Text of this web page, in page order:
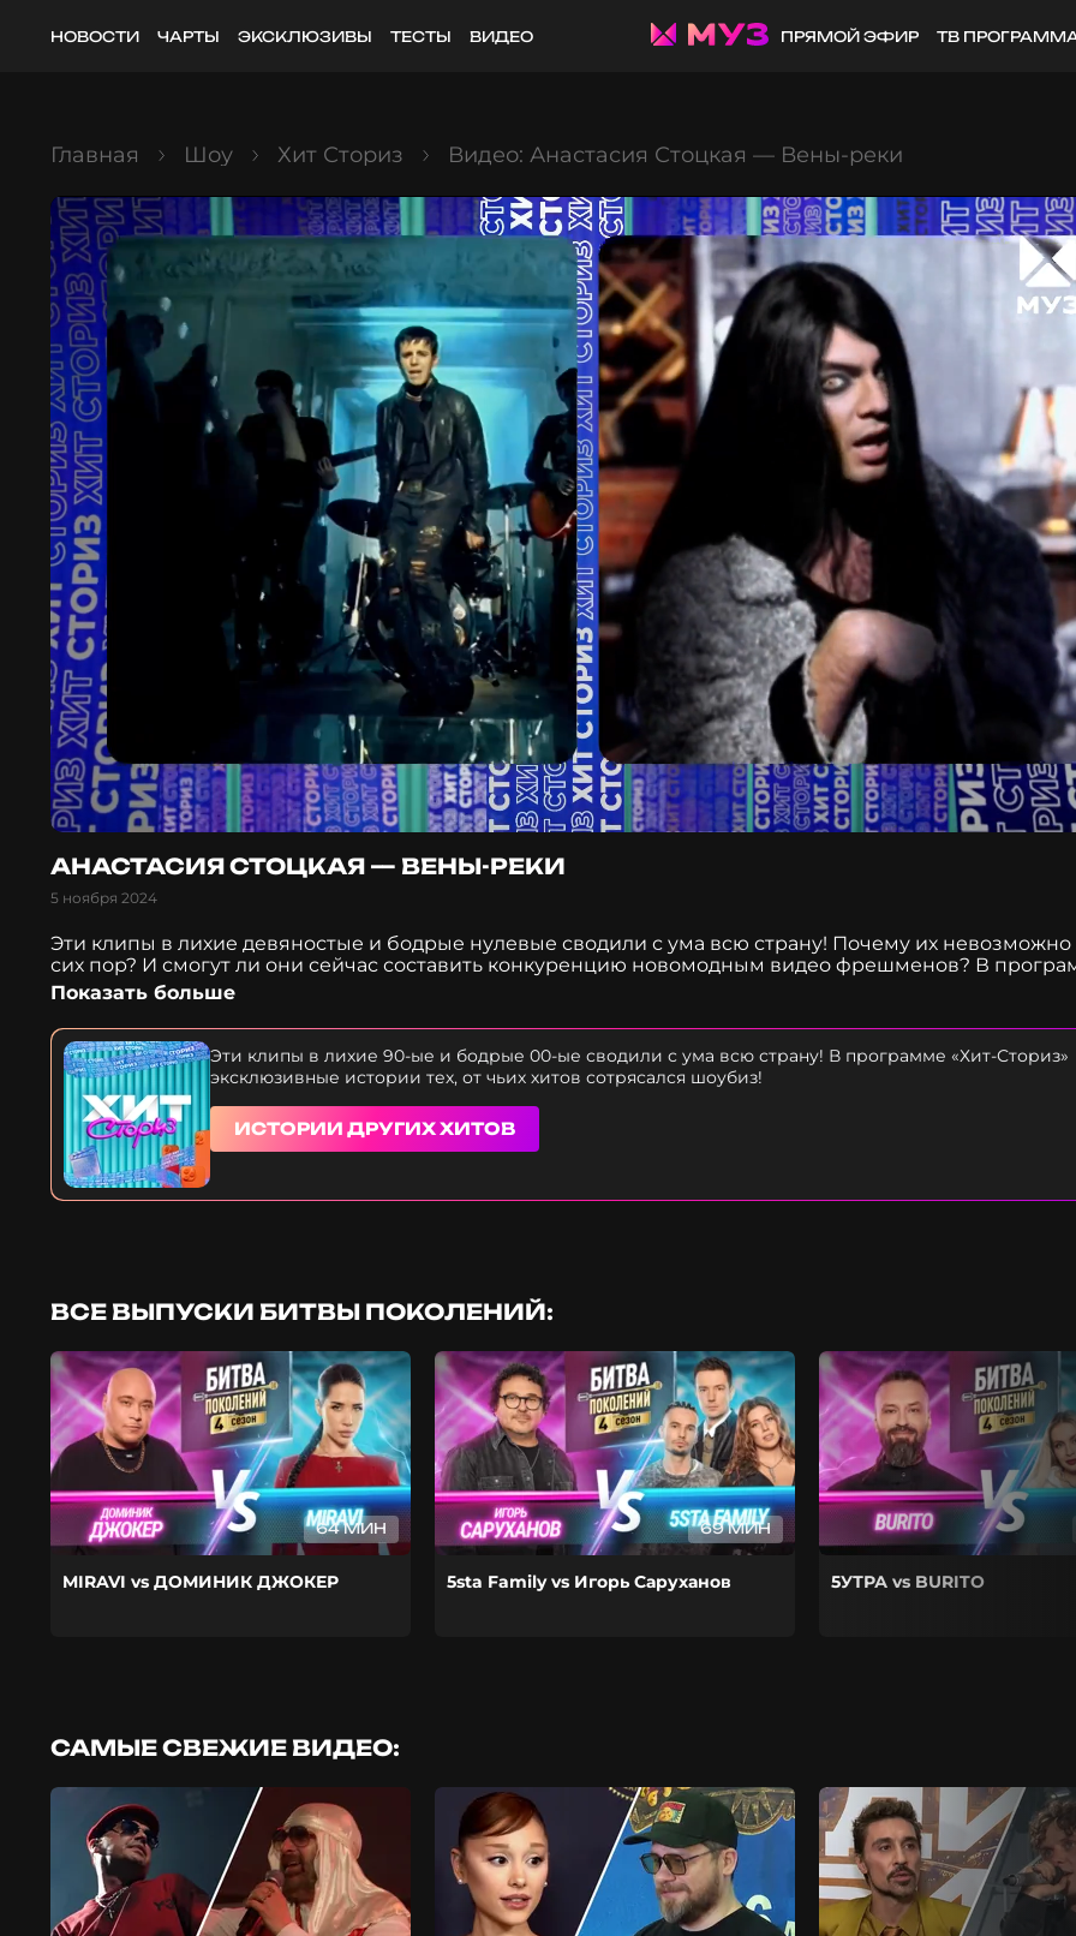
НОВОСТИ ЧАРТЫ ЭКСКЛЮЗИВЫ ТЕСТЫ ВИДЕО ПРЯМОЙ ЭФИР ТВ
Главная Шоу Хит Сториз Видео: Анастасия Стоцкая — Вены-реки
АНАСТАСИЯ СТОЦКАЯ — ВЕНЫ-РЕКИ
5 ноября 2024
Эти клипы в лихие девяностые и бодрые нулевые сводили с ума всю страну! Почему их невозможно
сих пор? И смогут ли они сейчас составить конкуренцию новомодным видео фрешменов? В
Сториз» эксклюзивные истории тех, от чьих хитов сотрясался шоубиз! Узнайте историю трека
Стоцкой «Вены-реки».
Показать больше
Эти клипы в лихие 90-ые и бодрые 00-ые сводили с ума всю страну! В программе «Хит-Сториз»
эксклюзивные истории тех, от чьих хитов сотрясался шоубиз!
ИСТОРИИ ДРУГИХ ХИТОВ
ВСЕ ВЫПУСКИ БИТВЫ ПОКОЛЕНИЙ:
64 МИН
MIRAVI vs ДОМИНИК ДЖОКЕР
69 МИН
5sta Family vs Игорь Саруханов 5УТРА vs BURITO
САМЫЕ СВЕЖИЕ ВИДЕО: